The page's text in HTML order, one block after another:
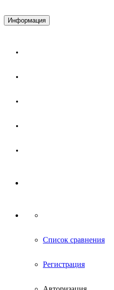
Информация
Список сравнения
Регистрация